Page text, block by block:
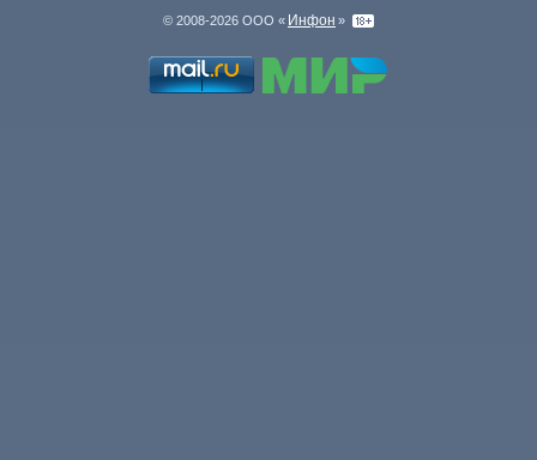
© 2008-2026 ООО « Инфон »